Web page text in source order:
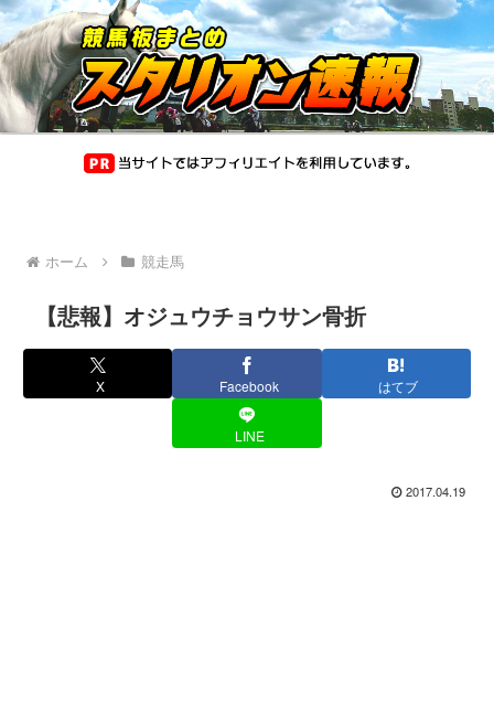
ホーム 競走馬
【悲報】オジュウチョウサン骨折
X Facebook はてブ
LINE
2017.04.19